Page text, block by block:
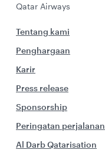
Qatar Airways
Tentang kami
Penghargaan
Karir
Press release
Sponsorship
Peringatan perjalanan
Al Darb Qatarisation